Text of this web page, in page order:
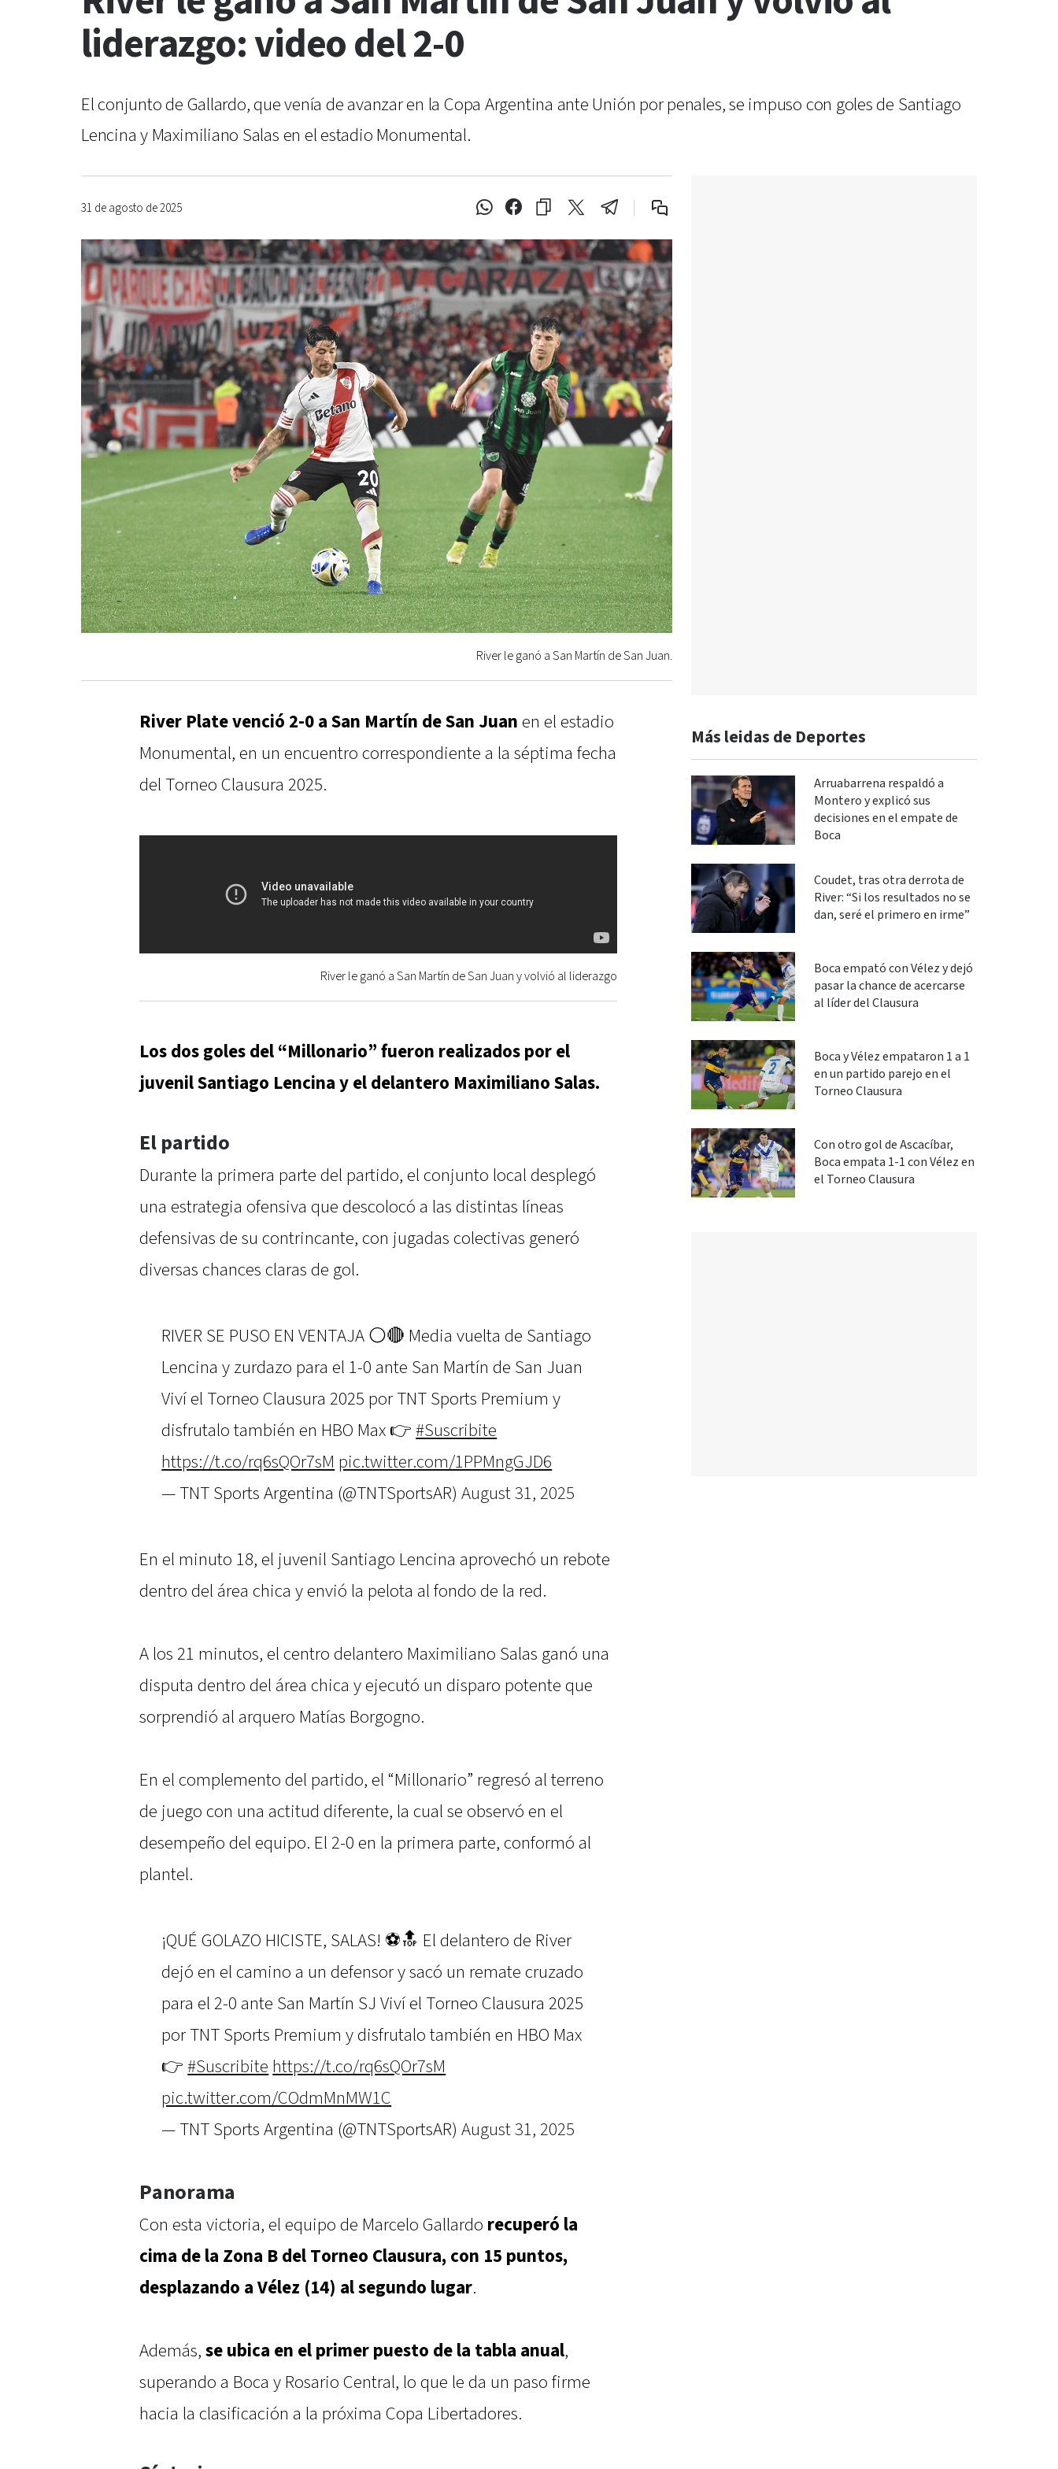
liderazgo: video del 2-0
El conjunto de Gallardo, que venía de avanzar en la Copa Argentina ante Unión por penales, se impuso con goles de Santiago
Lencina y Maximiliano Salas en el estadio Monumental.
31 de agosto de 2025
River le ganó a San Martín de San Juan.
River Plate venció 2-0 a San Martín de San Juan en el estadio
Monumental, en un encuentro correspondiente a la séptima fecha
del Torneo Clausura 2025.
River le ganó a San Martín de San Juan y volvió al liderazgo
Los dos goles del “Millonario” fueron realizados por el
juvenil Santiago Lencina y el delantero Maximiliano Salas.
El partido
Durante la primera parte del partido, el conjunto local desplegó
una estrategia ofensiva que descolocó a las distintas líneas
defensivas de su contrincante, con jugadas colectivas generó
diversas chances claras de gol.
RIVER SE PUSO EN VENTAJA ⚪🔴 Media vuelta de Santiago
Lencina y zurdazo para el 1-0 ante San Martín de San Juan
Viví el Torneo Clausura 2025 por TNT Sports Premium y
disfrutalo también en HBO Max 👉#Suscribite
https://t.co/rq6sQOr7sM pic.twitter.com/1PPMngGJD6
— TNT Sports Argentina (@TNTSportsAR)August 31, 2025
En el minuto 18, el juvenil Santiago Lencina aprovechó un rebote
dentro del área chica y envió la pelota al fondo de la red.
A los 21 minutos, el centro delantero Maximiliano Salas ganó una
disputa dentro del área chica y ejecutó un disparo potente que
sorprendió al arquero Matías Borgogno.
En el complemento del partido, el “Millonario” regresó al terreno
de juego con una actitud diferente, la cual se observó en el
desempeño del equipo. El 2-0 en la primera parte, conformó al
plantel.
¡QUÉ GOLAZO HICISTE, SALAS! ⚽🔝 El delantero de River
dejó en el camino a un defensor y sacó un remate cruzado
para el 2-0 ante San Martín SJ Viví el Torneo Clausura 2025
por TNT Sports Premium y disfrutalo también en HBO Max
👉#Suscribite https://t.co/rq6sQOr7sM
pic.twitter.com/COdmMnMW1C
— TNT Sports Argentina (@TNTSportsAR)August 31, 2025
Panorama
Con esta victoria, el equipo de Marcelo Gallardo recuperó la
cima de la Zona B del Torneo Clausura, con 15 puntos,
desplazando a Vélez (14) al segundo lugar.
Además, se ubica en el primer puesto de la tabla anual,
superando a Boca y Rosario Central, lo que le da un paso firme
hacia la clasificación a la próxima Copa Libertadores.
Más leidas de Deportes
Arruabarrena respaldó a
Montero y explicó sus
decisiones en el empate de
Boca
Coudet, tras otra derrota de
River: “Si los resultados no se
dan, seré el primero en irme”
Boca empató con Vélez y dejó
pasar la chance de acercarse
al líder del Clausura
Boca y Vélez empataron 1 a 1
en un partido parejo en el
Torneo Clausura
Con otro gol de Ascacíbar,
Boca empata 1-1 con Vélez en
el Torneo Clausura